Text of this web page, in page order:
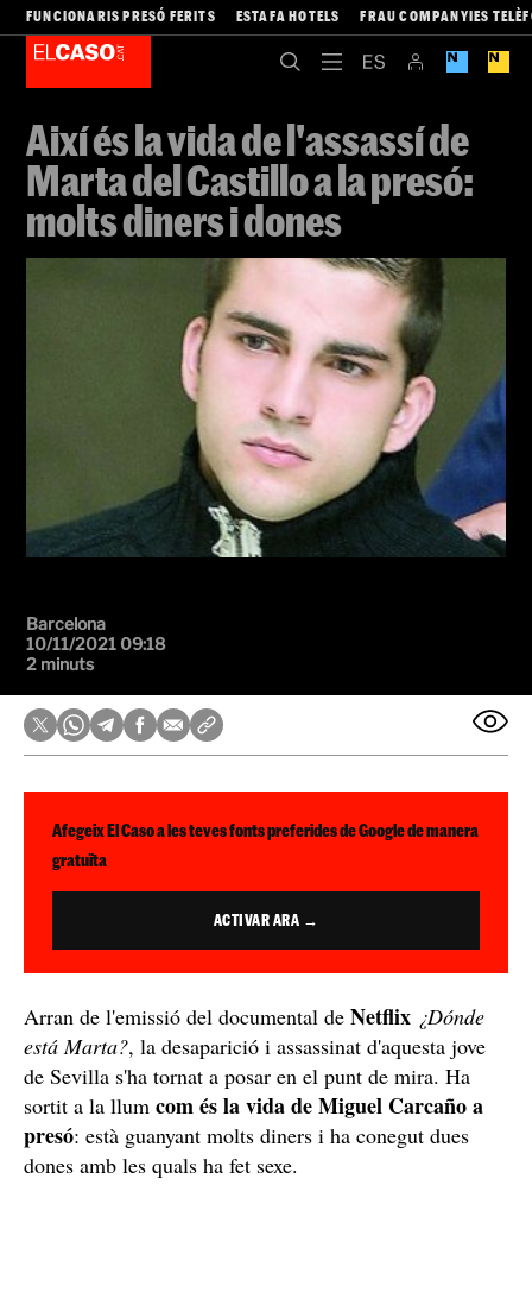
FUNCIONARIS PRESÓ FERITS ESTAFA HOTELS FRAU COMPANYIES
Així és la vida de l'assassí de
Marta del Castillo a la presó:
molts diners i dones
Barcelona
10/11/2021 09:18
2 minuts
Afegeix El Caso a les teves fonts preferides de Google de manera
gratuïta
ACTIVAR ARA →
Arran de l'emissió del documental de Netflix ¿Dónde
está Marta?, la desaparició i assassinat d'aquesta jove
de Sevilla s'ha tornat a posar en el punt de mira. Ha
sortit a la llum com és la vida de Miguel Carcaño a
presó: està guanyant molts diners i ha conegut dues
dones amb les quals ha fet sexe.